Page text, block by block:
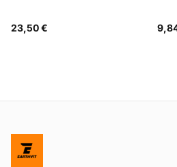
23,50 €